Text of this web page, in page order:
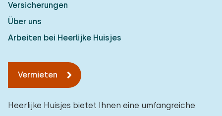
Versicherungen
Über uns
Arbeiten bei Heerlijke Huisjes
Vermieten
Heerlijke Huisjes bietet Ihnen eine umfangreiche